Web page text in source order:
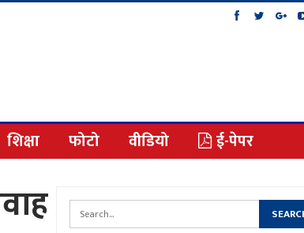
शिक्षा फोटो वीडियो ई-पेपर